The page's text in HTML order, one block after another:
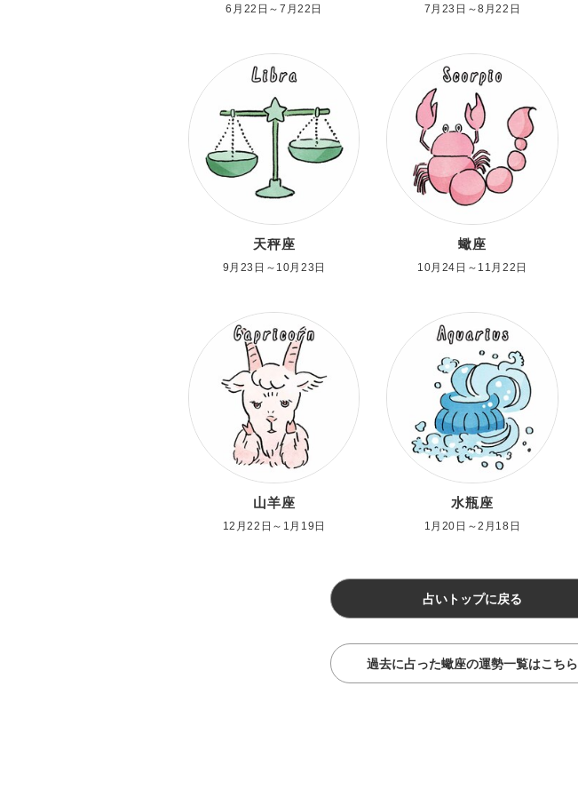
6月22日～7月22日 7月23日～8月22日
天秤座
9月23日～10月23日
蠍座
10月24日～11月22日
山羊座
12月22日～1月19日
水瓶座
1月20日～2月18日
占いトップに戻る
過去に占った蠍座の運勢一覧はこちら